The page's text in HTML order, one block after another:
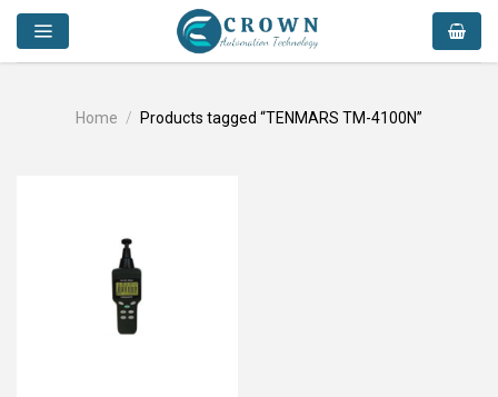
Skip
content
Home / Products tagged “TENMARS TM-4100N”